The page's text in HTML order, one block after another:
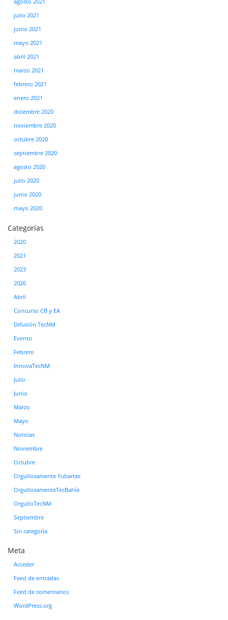
julio 2021
junio 2021
mayo 2021
abril 2021
marzo 2021
febrero 2021
enero 2021
diciembre 2020
noviembre 2020
octubre 2020
septiembre 2020
agosto 2020
julio 2020
junio 2020
mayo 2020
Categorías
2020
2021
2023
2026
Abril
Concurso CB y EA
Difusión TecNM
Evento
Febrero
InnovaTecNM
Julio
Junio
Marzo
Mayo
Noticias
Noviembre
Octubre
Orgullosamente Yubartas
OrgullosamenteTecBahía
OrgulloTecNM
Septiembre
Sin categoría
Meta
Acceder
Feed de entradas
Feed de comentarios
WordPress.org